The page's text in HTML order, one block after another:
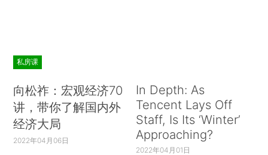
私房课
向松祚：宏观经济70
讲，带你了解国内外
经济大局
2022年04月06日
In Depth: As
Tencent Lays Off
Staff, Is Its ‘Winter’
Approaching?
2022年04月01日